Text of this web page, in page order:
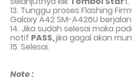
13. Tunggu proses Flashing
Galaxy A42 SM-A426U
14. Jika sudah selesai maka
notif PASS,jika gagal akan
15. Selesai.
Note :